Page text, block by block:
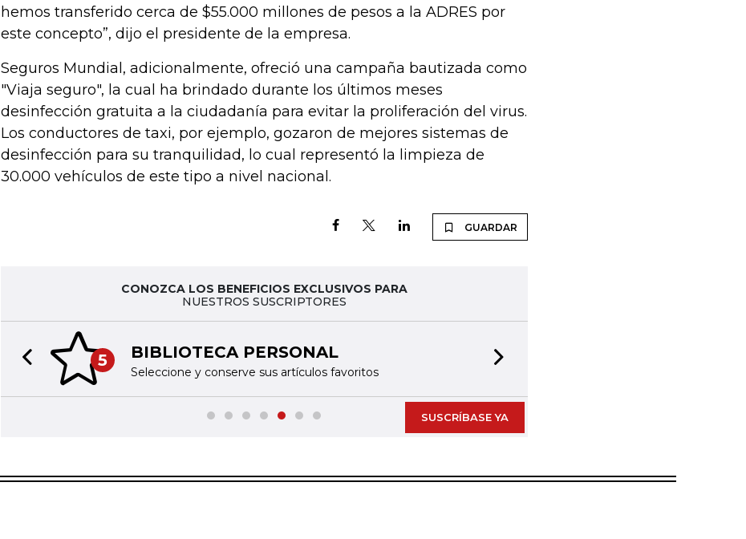
hemos transferido cerca de $55.000 millones de pesos a la ADRES por
este concepto”, dijo el presidente de la empresa.
Seguros Mundial, adicionalmente, ofreció una campaña bautizada como
"Viaja seguro", la cual ha brindado durante los últimos meses
desinfección gratuita a la ciudadanía para evitar la proliferación del virus.
Los conductores de taxi, por ejemplo, gozaron de mejores sistemas de
desinfección para su tranquilidad, lo cual representó la limpieza de
30.000 vehículos de este tipo a nivel nacional.
GUARDAR
CONOZCA LOS BENEFICIOS EXCLUSIVOS PARA
NUESTROS SUSCRIPTORES
5 BIBLIOTECA PERSONAL
Seleccione y conserve sus artículos favoritos
Previous slide
SUSCRÍBASE YA